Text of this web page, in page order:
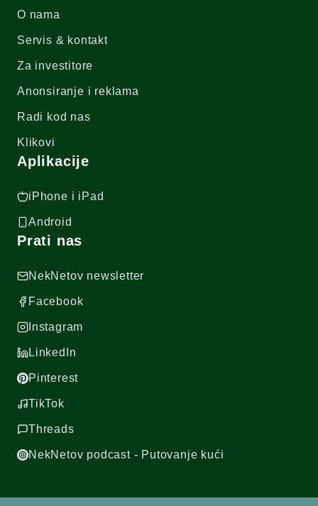
O nama
Servis & kontakt
Za investitore
Anonsiranje i reklama
Radi kod nas
Klikovi
Aplikacije
iPhone i iPad
Android
Prati nas
NekNetov newsletter
Facebook
Instagram
LinkedIn
Pinterest
TikTok
Threads
NekNetov podcast - Putovanje kući